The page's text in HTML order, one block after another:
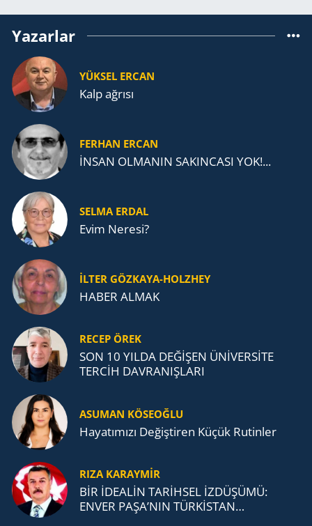
Yazarlar
YÜKSEL ERCAN
Kalp ağrısı
FERHAN ERCAN
İNSAN OLMANIN SAKINCASI YOK!...
SELMA ERDAL
Evim Neresi?
İLTER GÖZKAYA-HOLZHEY
HABER ALMAK
RECEP ÖREK
SON 10 YILDA DEĞİŞEN ÜNİVERSİTE
TERCİH DAVRANIŞLARI
ASUMAN KÖSEOĞLU
Ha­ya­tı­mı­zı De­ğiş­ti­ren Küçük Ru­tin­ler
RIZA KARAYMIR
BİR İDEALİN TARİHSEL İZDÜŞÜMÜ:
ENVER PAŞA’NIN TÜRKİSTAN